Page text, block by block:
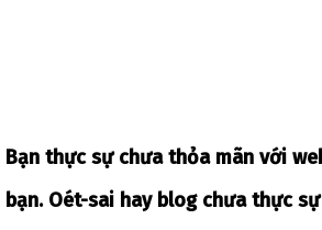
Bạn thực sự chưa thỏa mãn với
bạn. Oét-sai hay blog chưa thực